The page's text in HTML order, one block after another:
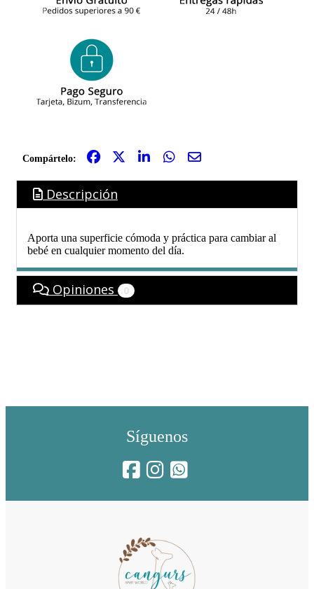
Compártelo:
Descripción
Aporta una superficie cómoda y práctica para cambiar al
bebé en cualquier momento del día.
Opiniones 0
Síguenos